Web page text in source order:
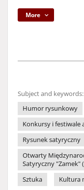
More
Subject and keywords:
Humor rysunkowy
Konkursy i festiwale
Rysunek satyryczny
Otwarty
Satyryczny "Zamek"
Sztuka
Kultura